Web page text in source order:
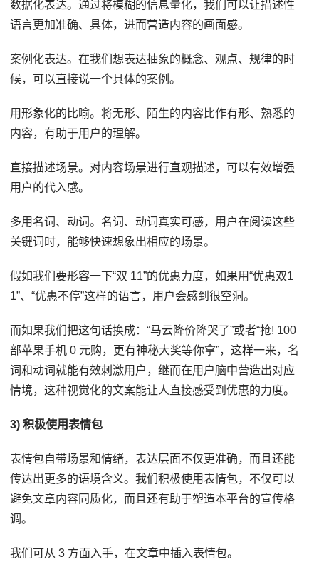
数据化表达。通过将模糊的信息量化，我们可以让描述性
语言更加准确、具体，进而营造内容的画面感。
案例化表达。在我们想表达抽象的概念、观点、规律的时
候，可以直接说一个具体的案例。
用形象化的比喻。将无形、陌生的内容比作有形、熟悉的
内容，有助于用户的理解。
直接描述场景。对内容场景进行直观描述，可以有效增强
用户的代入感。
多用名词、动词。名词、动词真实可感，用户在阅读这些
关键词时，能够快速想象出相应的场景。
假如我们要形容一下“双 11”的优惠力度，如果用“优惠双1
1”、“优惠不停”这样的语言，用户会感到很空洞。
而如果我们把这句话换成：“马云降价降哭了”或者“抢! 100
部苹果手机 0 元购，更有神秘大奖等你拿”，这样一来，名
词和动词就能有效刺激用户，继而在用户脑中营造出对应
情境，这种视觉化的文案能让人直接感受到优惠的力度。
3) 积极使用表情包
表情包自带场景和情绪，表达层面不仅更准确，而且还能
传达出更多的语境含义。我们积极使用表情包，不仅可以
避免文章内容同质化，而且还有助于塑造本平台的宣传格
调。
我们可从 3 方面入手，在文章中插入表情包。